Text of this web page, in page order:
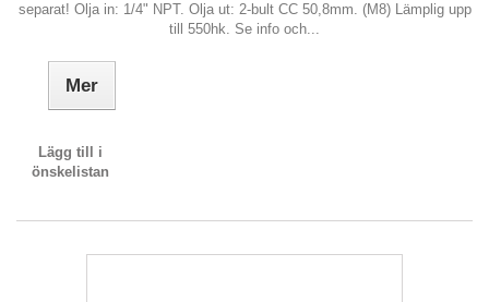
separat! Olja in: 1/4" NPT. Olja ut: 2-bult CC 50,8mm. (M8) Lämplig upp
till 550hk. Se info och...
Mer
Lägg till i
önskelistan